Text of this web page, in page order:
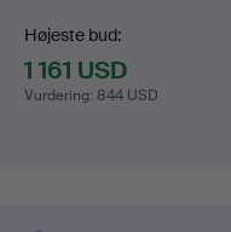
Højeste bud:
1 161 USD
Vurdering: 844 USD